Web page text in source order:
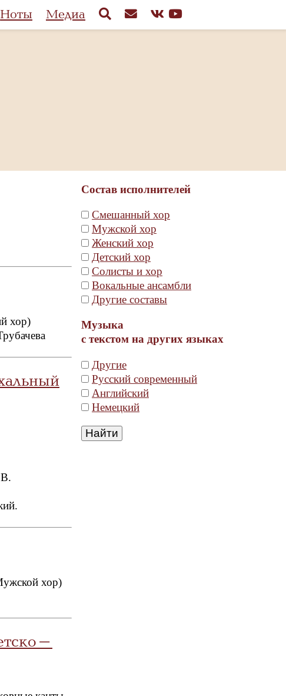
Ноты Медиа
хор)
хор)
Состав исполнителей
Смешанный хор
Мужской хор
Женский хор
Детский хор
Солисты и хор
Вокальные ансамбли
Другие составы
Музыка
с текстом на других языках
Другие
Русский современный
Английский
Немецкий